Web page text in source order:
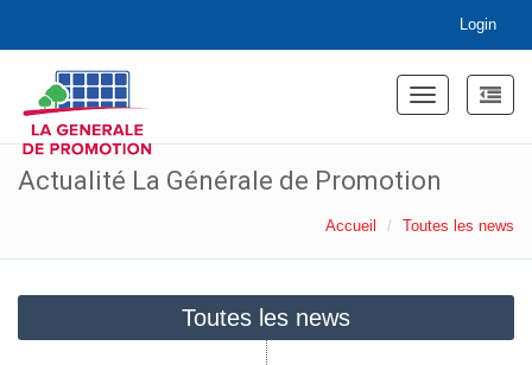
Login
Toggle
Actualité La Générale de Promotion
Accueil Toutes les news
Toutes les news